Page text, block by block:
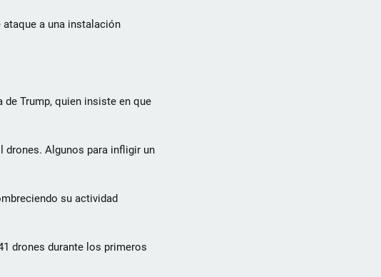
a una instalación
Trump, quien insiste en que
drones. Algunos para infligir un
su actividad
drones durante los primeros